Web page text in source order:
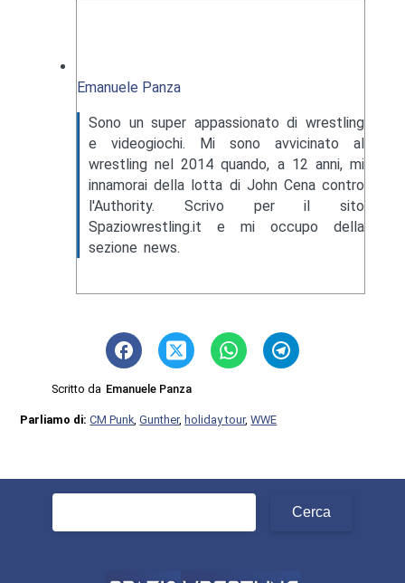
Emanuele Panza
Sono un super appassionato di wrestling
e videogiochi. Mi sono avvicinato al
wrestling nel 2014 quando, a 12 anni, mi
innamorai della lotta di John Cena contro
l'Authority. Scrivo per il sito
Spaziowrestling.it e mi occupo della
sezione news.
Scritto da Emanuele Panza
Parliamo di:CM Punk ,Gunther,holiday tour,WWE